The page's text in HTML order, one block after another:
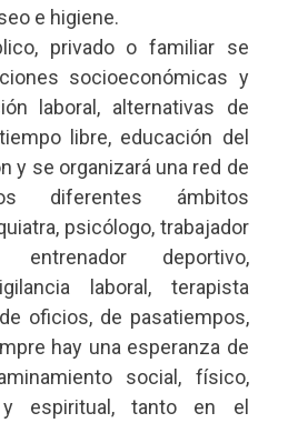
e higiene.
privado o familiar se
socioeconómicas y
laboral, alternativas de
libre, educación del
y se organizará una red de
diferentes ámbitos
psicólogo, trabajador
entrenador deportivo,
laboral, terapista
oficios, de pasatiempos,
hay una esperanza de
social, físico,
y espiritual, tanto en el